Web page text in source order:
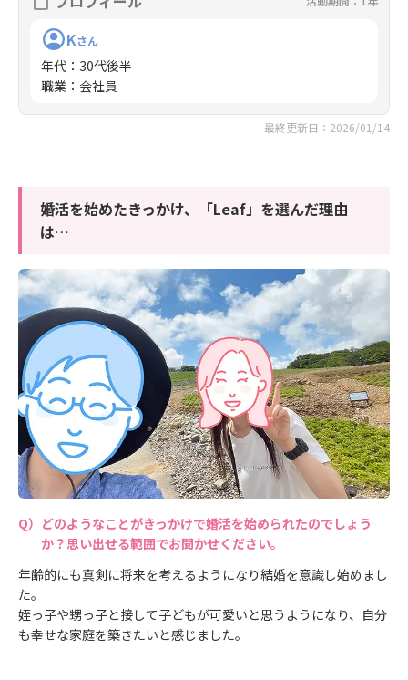
Kさん
年代 ： 30代後半
職業 ： 会社員
最終更新日：2026/01/14
婚活を始めたきっかけ、「Leaf」を選んだ理由
は…
どのようなことがきっかけで婚活を始められたのでしょう
か？思い出せる範囲でお聞かせください。
年齢的にも真剣に将来を考えるようになり結婚を意識し始めまし
た。
姪っ子や甥っ子と接して子どもが可愛いと思うようになり、自分
も幸せな家庭を築きたいと感じました。